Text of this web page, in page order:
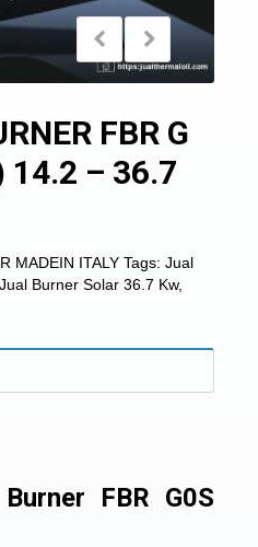
FBR G
14.2 – 36.7
MADEIN ITALY Tags: Jual
Jual Burner Solar 36.7 Kw,
FBR G0S